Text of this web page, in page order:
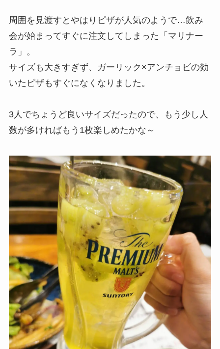
周囲を見渡すとやはりピザが人気のようで…飲み
会が始まってすぐに注文してしまった「マリナー
ラ」。
サイズも大きすぎず、ガーリック×アンチョビの効
いたピザもすぐになくなりました。
3人でちょうど良いサイズだったので、もう少し人
数が多ければもう1枚楽しめたかな～